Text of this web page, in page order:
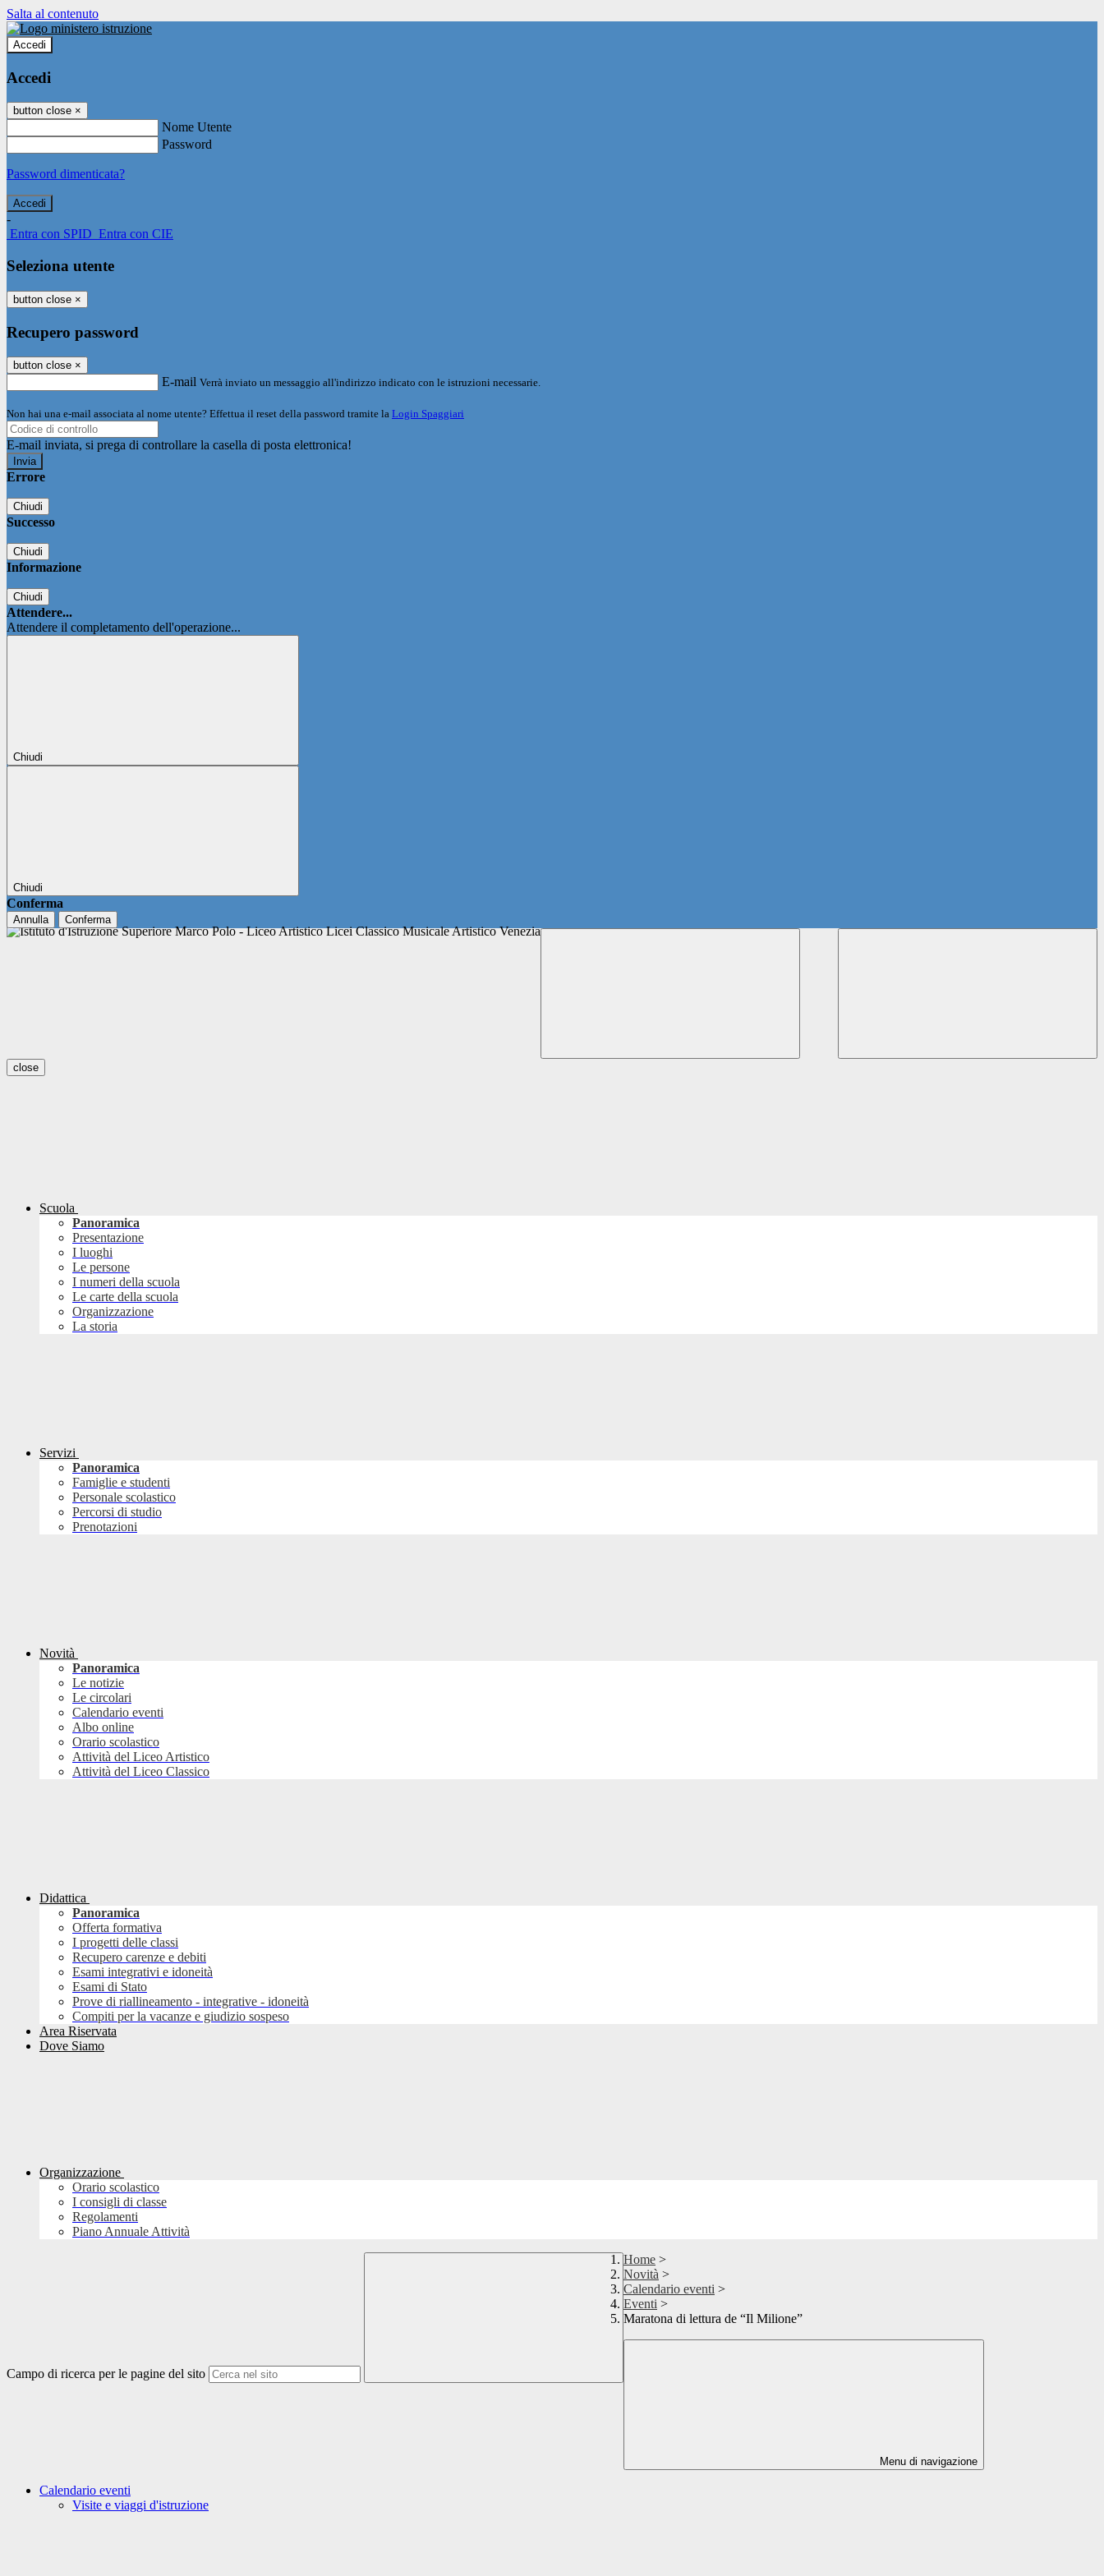
Salta al contenuto
Accedi
Accedi
button close ×
Nome Utente
Password
Password dimenticata?
-
Entra con SPID Entra con CIE
Seleziona utente
button close ×
Recupero password
button close ×
E-mail Verrà inviato un messaggio all'indirizzo indicato con le istruzioni necessarie.
Non hai una e-mail associata al nome utente? Effettua il reset della password tramite la Login Spaggiari
E-mail inviata, si prega di controllare la casella di posta elettronica!
Errore
Chiudi
Successo
Chiudi
Informazione
Chiudi
Attendere...
Attendere il completamento dell'operazione...
Chiudi
Chiudi
Conferma
Annulla Conferma
close
Scuola
Panoramica
Presentazione
I luoghi
Le persone
I numeri della scuola
Le carte della scuola
Organizzazione
La storia
Servizi
Panoramica
Famiglie e studenti
Personale scolastico
Percorsi di studio
Prenotazioni
Novità
Panoramica
Le notizie
Le circolari
Calendario eventi
Albo online
Orario scolastico
Attività del Liceo Artistico
Attività del Liceo Classico
Didattica
Panoramica
Offerta formativa
I progetti delle classi
Recupero carenze e debiti
Esami integrativi e idoneità
Esami di Stato
Prove di riallineamento - integrative - idoneità
Compiti per la vacanze e giudizio sospeso
Area Riservata
Dove Siamo
Organizzazione
Orario scolastico
I consigli di classe
Regolamenti
Piano Annuale Attività
Campo di ricerca per le pagine del sito
Home >
Novità >
Calendario eventi >
Eventi >
Maratona di lettura de “Il Milione”
Menu di navigazione
Calendario eventi
Visite e viaggi d'istruzione